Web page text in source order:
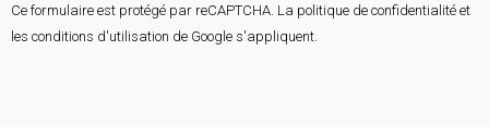
Ce formulaire est protégé par reCAPTCHA. La politique de confidentialité et
les conditions d'utilisation de Google s'appliquent.